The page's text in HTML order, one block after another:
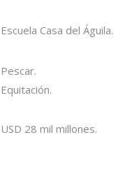
Escuela Casa del Águila.
Pescar.
Equitación.
USD 28 mil millones.